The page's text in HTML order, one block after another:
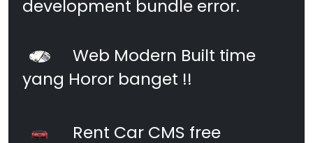
development bundle error.
Web Modern Built time
yang Horor banget !!
Rent Car CMS free